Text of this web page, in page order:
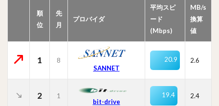
順
位
先
月
プロバイダ
平均スピ
ード
(Mbps)
MB/s
換算
値
1
8
SANNET
20.9 2.6
2 1
bit-drive
19.4 2.4